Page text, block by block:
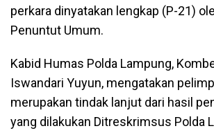
perkara dinyatakan lengkap (P-21)
Penuntut Umum.
Kabid Humas Polda Lampung,
Iswandari Yuyun, mengatakan
merupakan tindak lanjut dari hasil
yang dilakukan Ditreskrimsus Polda